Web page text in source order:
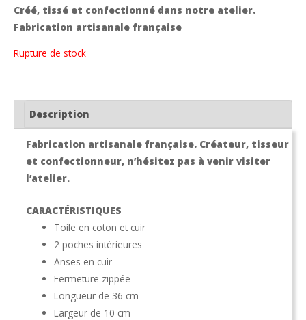
Créé, tissé et confectionné dans notre atelier.
Fabrication artisanale française
Rupture de stock
Description
Fabrication artisanale française. Créateur, tisseur
et confectionneur, n’hésitez pas à venir visiter
l’atelier.
CARACTÉRISTIQUES
Toile en coton et cuir
2 poches intérieures
Anses en cuir
Fermeture zippée
Longueur de 36 cm
Largeur de 10 cm